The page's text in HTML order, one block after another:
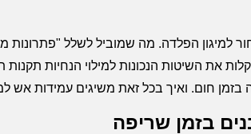
הפלדה. מה שמוביל לשלל "פתרונות
את השיטות הנכונות למילוי הנחיות תקנות
חום. ואיך בכל זאת משיגים עמידות אש
בזמן שריפה